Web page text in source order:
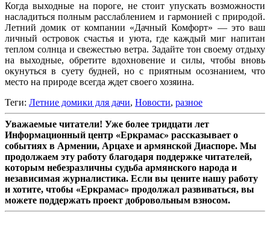
Когда выходные на пороге, не стоит упускать возможности
насладиться полным расслаблением и гармонией с природой.
Летний домик от компании «Дачный Комфорт» — это ваш
личный островок счастья и уюта, где каждый миг напитан
теплом солнца и свежестью ветра. Задайте тон своему отдыху
на выходные, обретите вдохновение и силы, чтобы вновь
окунуться в суету будней, но с приятным осознанием, что
место на природе всегда ждет своего хозяина.
Теги: Летние домики для дачи, Новости, разное
Уважаемые читатели! Уже более тридцати лет
Информационный центр «Еркрамас» рассказывает о
событиях в Армении, Арцахе и армянской Диаспоре. Мы
продолжаем эту работу благодаря поддержке читателей,
которым небезразличны судьба армянского народа и
независимая журналистика. Если вы цените нашу работу
и хотите, чтобы «Еркрамас» продолжал развиваться, вы
можете поддержать проект добровольным взносом.